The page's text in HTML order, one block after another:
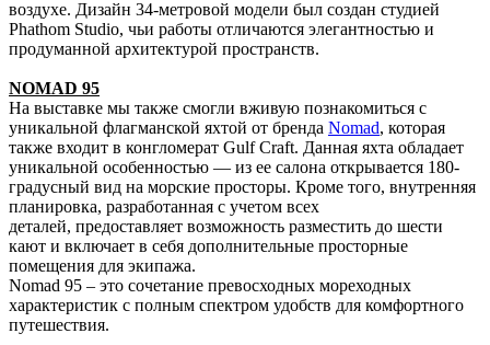
воздухе. Дизайн 34-метровой модели был создан студией
Phathom Studio, чьи работы отличаются элегантностью и
продуманной архитектурой пространств.
NOMAD 95
На выставке мы также смогли вживую познакомиться с
уникальной флагманской яхтой от бренда Nomad, которая
также входит в конгломерат Gulf Craft. Данная яхта обладает
уникальной особенностью — из ее салона открывается 180-
градусный вид на морские просторы. Кроме того, внутренняя
планировка, разработанная с учетом всех
деталей, предоставляет возможность разместить до шести
кают и включает в себя дополнительные просторные
помещения для экипажа.
Nomad 95 – это сочетание превосходных мореходных
характеристик с полным спектром удобств для комфортного
путешествия.